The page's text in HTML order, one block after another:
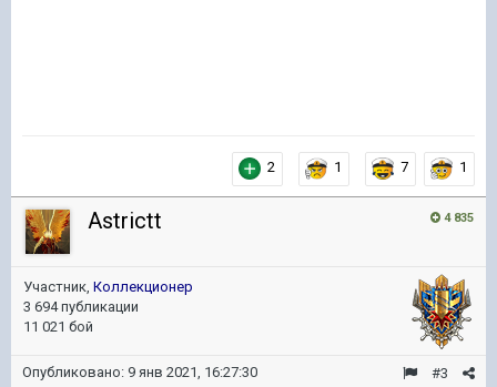
2 1 7 1
4 835
Astrictt
Участник, Коллекционер
3 694 публикации
11 021 бой
#3
Опубликовано: 9 янв 2021, 16:27:30